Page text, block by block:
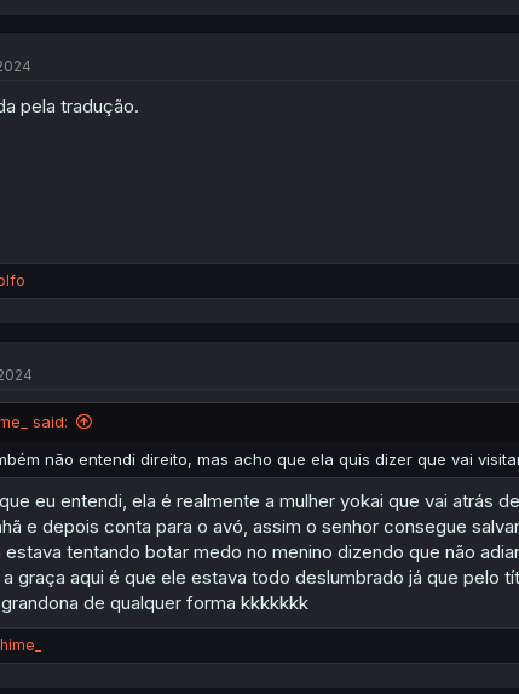
pela tradução.
said:
não entendi direito, mas acho que ela quis dizer que vai
eu entendi, ela é realmente a mulher yokai que vai atrás
e depois conta para o avó, assim o senhor consegue
estava tentando botar medo no menino dizendo que não
a graça aqui é que ele estava todo deslumbrado já que pelo
de qualquer forma kkkkkkk